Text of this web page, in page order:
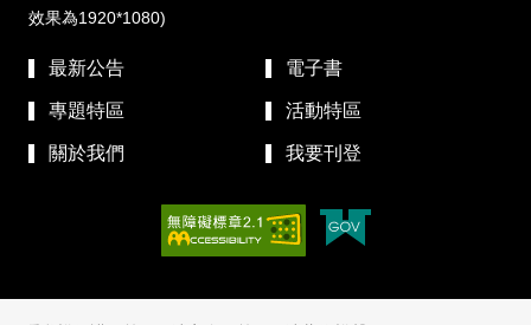
效果為1920*1080)
最新公告 電子書
專題特區 活動特區
關於我們 我要刊登